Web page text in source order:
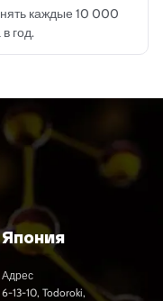
каждые 10 000
год.
Япония
Адрес
6-13-10, Todoroki,